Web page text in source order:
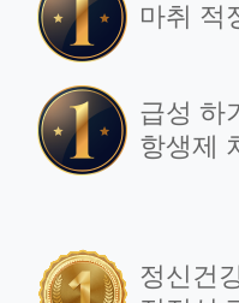
마취 적
급성 하
항생제
정신건